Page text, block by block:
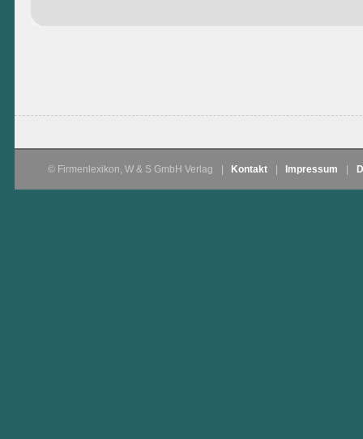
© Firmenlexikon, W & S GmbH Verlag Kontakt Impressum